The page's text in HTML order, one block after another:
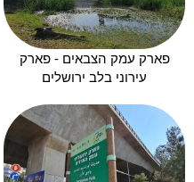
פארק עמק הצבאים - פארק
עירוני בלב ירושלים